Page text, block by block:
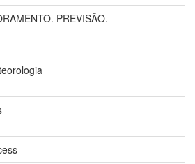
PREVISÃO.